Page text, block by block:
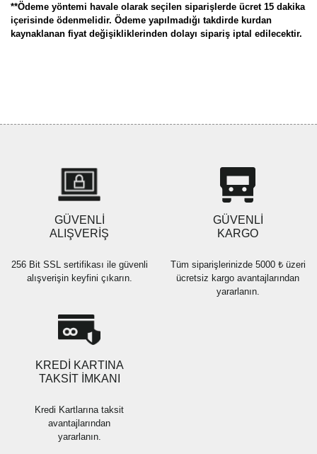
**Ödeme yöntemi havale olarak seçilen siparişlerde ücret 15 dakika
içerisinde ödenmelidir. Ödeme yapılmadığı takdirde kurdan
kaynaklanan fiyat değişikliklerinden dolayı sipariş iptal edilecektir.
Ürün açıklamasında eksik bilgiler bulunuyor.
Ürün bilgilerinde hatalar bulunuyor.
Ürün fiyatı diğer sitelerden daha pahalı.
Bu ürüne benzer farklı alternatifler olmalı.
GÜVENLİ
ALIŞVERİŞ
256 Bit SSL sertifikası ile güvenli
alışverişin keyfini çıkarın.
GÜVENLİ
KARGO
Tüm siparişlerinizde 5000 ₺ üzeri
ücretsiz kargo avantajlarından
yararlanın.
KREDİ KARTINA
TAKSİT İMKANI
Kredi Kartlarına taksit
avantajlarından
yararlanın.